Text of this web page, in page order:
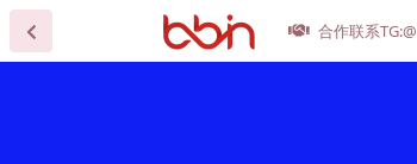
合作联系